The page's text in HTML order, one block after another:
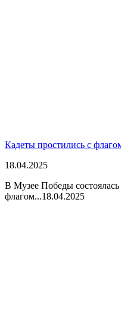
Кадеты простились с
18.04.2025
В Музее Победы
флагом...18.04.2025